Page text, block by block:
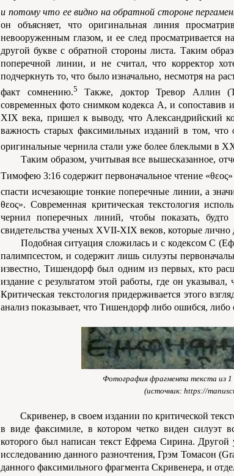
и потому что ее видно на обратной стороне
он объясняет, что оригинальная линия
невооруженным глазом, и ее след просматривается
другой букве с обратной стороны листа. Таким
поперечной линии, и не считал, что корректор
подчеркнуть то, что было изначально, несмотря на
факт сомнению.5
Также, доктор Тревор Аллин
современных фото снимком кодекса A, и
XIX века, пришел к выводу, что Александрийский
важность старых факсимильных изданий в том,
оригинальные чернила стали уже более блеклыми в
Таким образом, учитывая все вышесказанное,
Тимофею 3:16 содержит первоначальное чтение
спасти исчезающие тонкие поперечные линии, а
θεος». Современная критическая текстология
чернил поперечных линий, чтобы показать,
свидетельства ученых XVII-XIX веков, которые
Подобная ситуация сложилась и с кодексом C
палимпсестом, и содержит лишь силуэты
известно, Тишендорф был одним из первых, кто
издание с результатом этой работы, где он
Критическая текстология придерживается этого
анализ показывает, что Тишендорф либо ошибся, либо
Фотография фрагмента текста из 1
(источник: https://
Скривенер, в своем издании по критической
в виде факсимиле, в котором четко виден силуэт
которого был написан текст Ефрема Сирина.
исследованию данного разночтения, Грэм Томасон
данного факсимильного фрагмента Скривенера, и